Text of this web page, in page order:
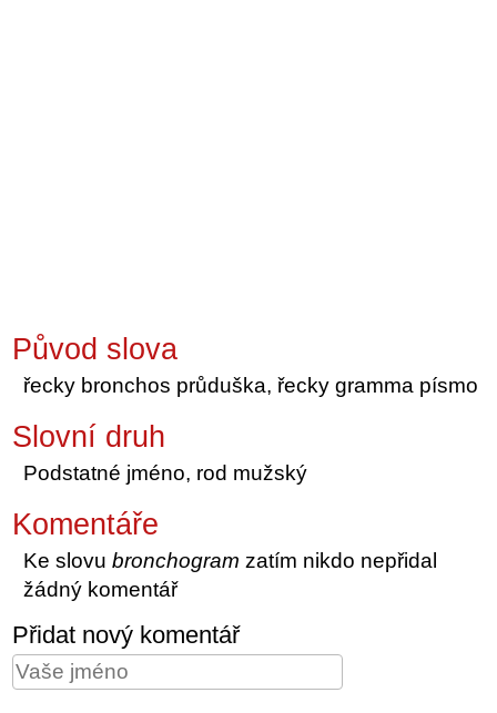
Původ slova
řecky bronchos průduška, řecky gramma písmo
Slovní druh
Podstatné jméno, rod mužský
Komentáře
Ke slovubronchogram zatím nikdo nepřidal
žádný komentář
Přidat nový komentář